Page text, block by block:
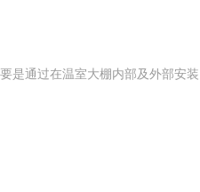
是通过在温室大棚内部及外部安装